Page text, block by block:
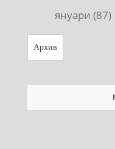
януари (87)
Архив